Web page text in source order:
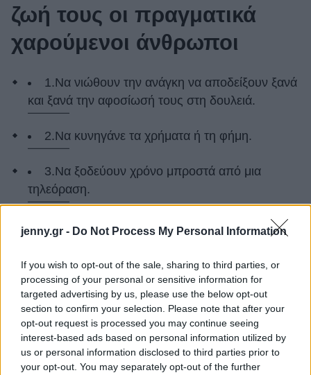
jenny.gr - Do Not Process My Personal Information
If you wish to opt-out of the sale, sharing to third parties, or
processing of your personal or sensitive information for
targeted advertising by us, please use the below opt-out
section to confirm your selection. Please note that after your
opt-out request is processed you may continue seeing
interest-based ads based on personal information utilized by
us or personal information disclosed to third parties prior to
your opt-out. You may separately opt-out of the further
ζωή τους οι πραγματικά
χαρούμενοι άνθρωποι
1.Να νιώθουν την ανάγκη να αποδείξουν ξανά
και ξανά την αφοσίωσή τους στη δουλειά.
2.Να κυνηγάνε τα χρήματα ή τη φήμη.
3.Να ξοδεύουν χρόνο μπροστά από μια
τηλεόραση.
4.Να τους απασχολεί τι πιστεύουν οι άλλοι
5.Να σπαταλούν τον χρόνο τους για
ανθρώπους που απλώς γνωρίζουν.
6.Να απορρίπτουν τα επιτεύγματά τους.
7.Να θεωρούν την ψυχική εξάντληση ή την